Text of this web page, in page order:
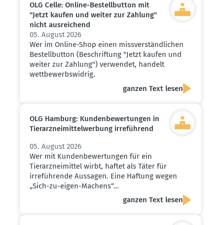
OLG Celle: Online-Bestell­button mit
"Jetzt kaufen und weiter zur Zahlung"
nicht ausrei­chend
05. August 2026
Wer im Online-Shop einen missverständlichen
Bestellbutton (Beschriftung "Jetzt kaufen und
weiter zur Zahlung") verwendet, handelt
wettbewerbswidrig.
ganzen Text lesen
OLG Hamburg: Kunden­be­wer­tungen in
Tierarz­nei­mit­tel­werbung irreführend
05. August 2026
Wer mit Kundenbewertungen für ein
Tierarzneimittel wirbt, haftet als Täter für
irreführende Aussagen. Eine Haftung wegen
„Sich-zu-eigen-Machens“…
ganzen Text lesen